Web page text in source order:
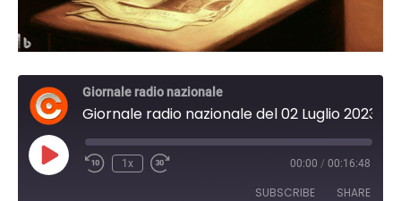
Giornale radio nazionale
Play
Episode
1x 00:00 / 00:16:48
SUBSCRIBE SHARE